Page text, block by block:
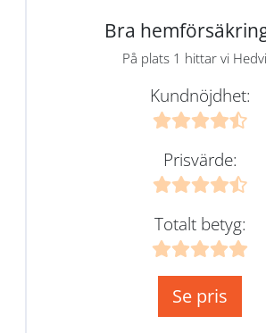
Bra
På plats 1 hittar vi
Kundnöjdhet:
Prisvärde:
Totalt betyg:
Se pris